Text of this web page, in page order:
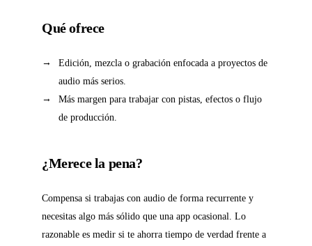
Qué ofrece
Edición, mezcla o grabación enfocada a proyectos de
audio más serios.
Más margen para trabajar con pistas, efectos o flujo
de producción.
¿Merece la pena?
Compensa si trabajas con audio de forma recurrente y
necesitas algo más sólido que una app ocasional. Lo
razonable es medir si te ahorra tiempo de verdad frente a